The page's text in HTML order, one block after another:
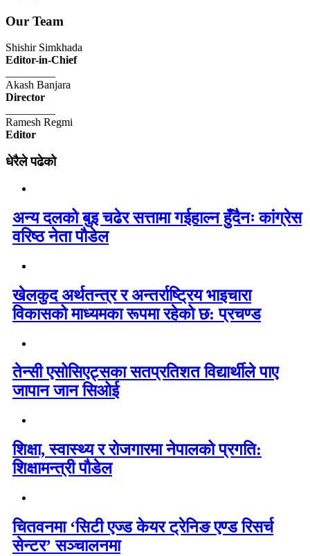
Our Team
Shishir Simkhada
Editor-in-Chief
Akash Banjara
Director
Ramesh Regmi
Editor
धेरैले पढेको
अन्य दलको बुइ चढेर सत्तामा गईहाल्न हुँदैनः कांग्रेस
वरिष्ठ नेता पौडेल
खेलकुद अर्थतन्त्र र अन्तर्राष्ट्रिय भाइचारा
विकासको माध्यमका रूपमा रहेको छ: प्रचण्ड
तेन्सी एसोसिएट्सका सतप्रतिशत विद्यार्थीले पाए
जापान जान सिओई
शिक्षा, स्वास्थ्य र रोजगारमा नेपालको प्रगति:
शिक्षामन्त्री पौडेल
चितवनमा ‘सिटी एज्ड केयर ट्रेनिङ एण्ड रिसर्च
सेन्टर’ सञ्चालनमा